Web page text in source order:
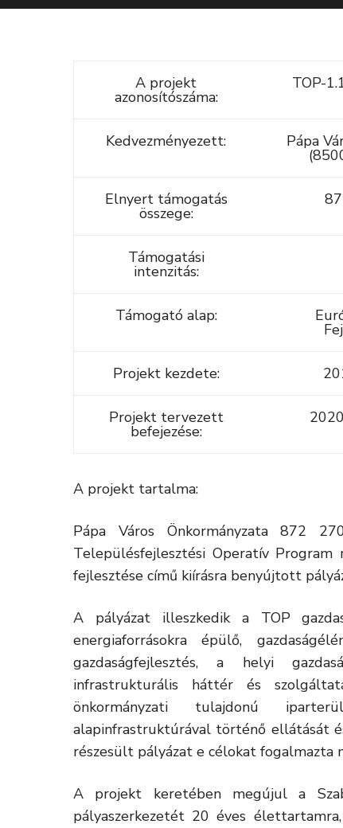
A projekt
azonosítószáma:
TOP-
Kedvezményezett: Pápa
Elnyert támogatás
összege:
Támogatási
intenzitás:
Támogató alap:
Projekt kezdete:
Projekt tervezett
befejezése:
A projekt tartalma:
Pápa Város Önkormányzata 872
Településfejlesztési Operatív
fejlesztése című kiírásra benyújtott
A pályázat illeszkedik a TOP
energiaforrásokra épülő,
gazdaságfejlesztés, a helyi
infrastrukturális háttér és
önkormányzati tulajdonú
alapinfrastruktúrával történő ellátását
részesült pályázat e célokat fogalmazta
A projekt keretében megújul a
pályaszerkezetét 20 éves